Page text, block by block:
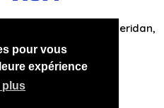
pour vous
expérience
plus
30 N Gould St Ste R Sheridan,